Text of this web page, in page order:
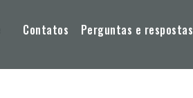
Contatos Perguntas e respostas